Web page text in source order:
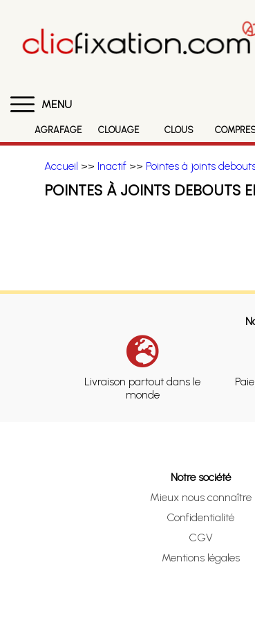
MENU
AGRAFAGE CLOUAGE CLOUS
Accueil >> Inactif>> Pointes à joints
POINTES À JOINTS DEBOUTS
Livraison partout dans le
monde
Notre société
Mieux nous connaître
Confidentialité
CGV
Mentions légales